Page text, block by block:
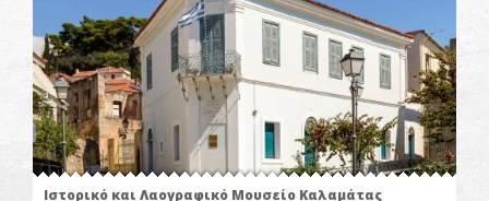
Ιστορικό και Λαογραφικό Μουσείο Καλαμάτας